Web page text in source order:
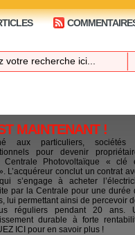
MAINTENANT !
aux particuliers, sociétés
pour devenir
Centrale Photovoltaïque « clé
L’acquéreur conclut un contrat
s’engage à acheter
par la Centrale pour une durée
lui permettant ainsi de percevoir
réguliers pendant 20 ans.
durable à forte
ICI pour en savoir plus !